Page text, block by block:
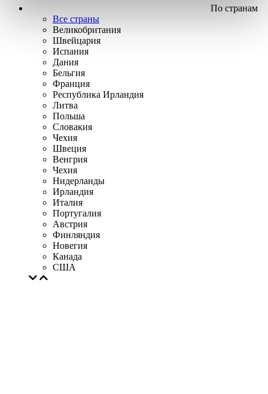
По странам
Все страны
Великобритания
Швейцария
Испания
Дания
Бельгия
Франция
Республика Ирландия
Литва
Польша
Словакия
Чехия
Швеция
Венгрия
Чехия
Нидерланды
Ирландия
Италия
Португалия
Австрия
Финляндия
Новегия
Канада
США